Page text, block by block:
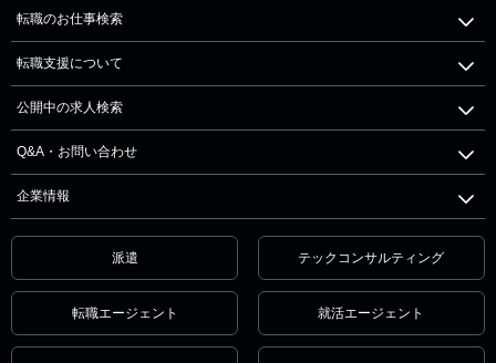
転職のお仕事検索
転職支援について
公開中の求人検索
Q&A・お問い合わせ
企業情報
派遣 テックコンサルティング
転職エージェント 就活エージェント